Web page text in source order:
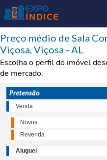
Preço médio de Sala
Viçosa, Viçosa - AL
Escolha o perfil do imóvel
de mercado.
Pretensão
Venda
Novos
Revenda
Aluguel